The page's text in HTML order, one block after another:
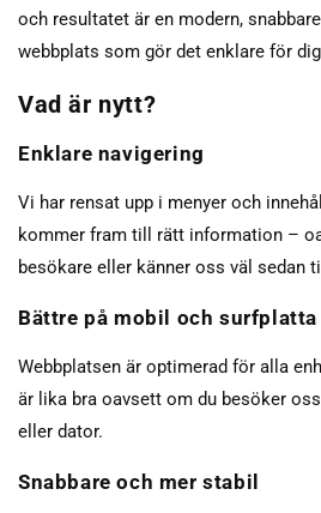
och resultatet är en modern,
webbplats som gör det enklare för
Vad är nytt?
Enklare navigering
Vi har rensat upp i menyer och
kommer fram till rätt information –
besökare eller känner oss väl sedan
Bättre på mobil och surfplatta
Webbplatsen är optimerad för alla
är lika bra oavsett om du besöker
eller dator.
Snabbare och mer stabil